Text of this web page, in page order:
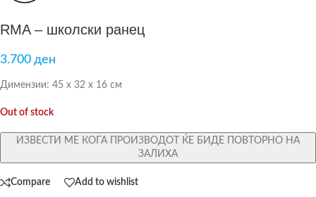
RMA – школски ранец
3.700 ден
Димензии: 45 х 32 х 16 см
Out of stock
ИЗВЕСТИ МЕ КОГА ПРОИЗВОДОТ ЌЕ БИДЕ ПОВТОРНО НА
ЗАЛИХА
Compare Add to wishlist